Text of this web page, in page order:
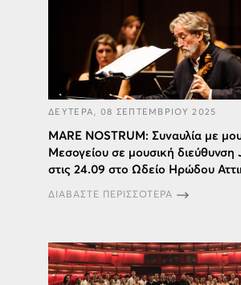
ΔΕΥΤΕΡΑ, 08 ΣΕΠΤΕΜΒΡΙΟΥ 2025
MARE NOSTRUM: Συναυλία με
Μεσογείου σε μoυσική διεύθυνση
στις 24.09 στο Ωδείο Ηρώδου
ΔΙΑΒΑΣΤΕ ΠΕΡΙΣΣΟΤΕΡΑ